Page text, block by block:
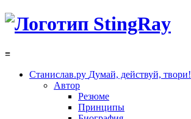
≡
Станислав.ру Думай, действуй, твори!
Автор
Резюме
Принципы